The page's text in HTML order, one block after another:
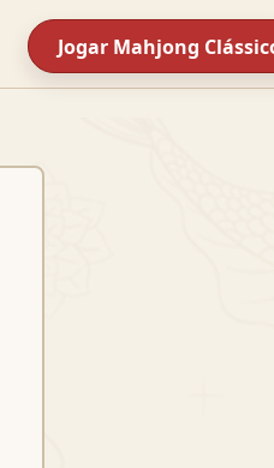
Jogar Mahjong